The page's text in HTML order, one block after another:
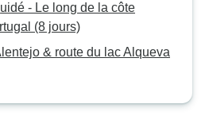
- Le long de la côte
(8 jours)
& route du lac Alqueva